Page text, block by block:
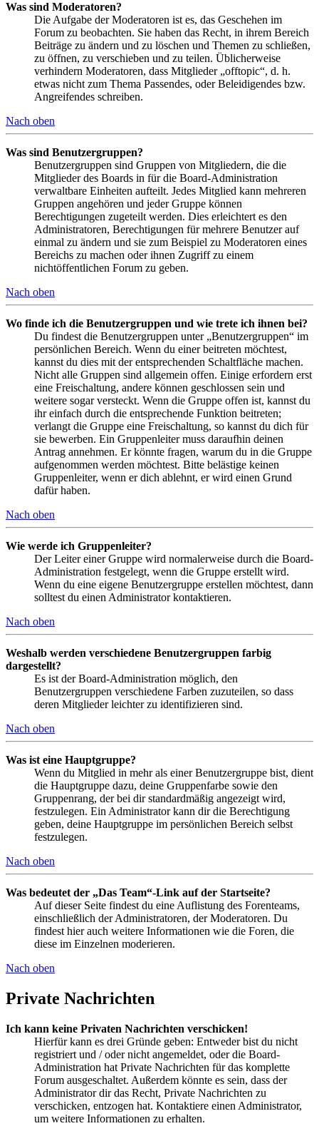
Was sind Moderatoren?
Die Aufgabe der Moderatoren ist es, das Geschehen im
Forum zu beobachten. Sie haben das Recht, in ihrem Bereich
Beiträge zu ändern und zu löschen und Themen zu schließen,
zu öffnen, zu verschieben und zu teilen. Üblicherweise
verhindern Moderatoren, dass Mitglieder „offtopic“, d. h.
etwas nicht zum Thema Passendes, oder Beleidigendes bzw.
Angreifendes schreiben.
Nach oben
Was sind Benutzergruppen?
Benutzergruppen sind Gruppen von Mitgliedern, die die
Mitglieder des Boards in für die Board-Administration
verwaltbare Einheiten aufteilt. Jedes Mitglied kann mehreren
Gruppen angehören und jeder Gruppe können
Berechtigungen zugeteilt werden. Dies erleichtert es den
Administratoren, Berechtigungen für mehrere Benutzer auf
einmal zu ändern und sie zum Beispiel zu Moderatoren eines
Bereichs zu machen oder ihnen Zugriff zu einem
nichtöffentlichen Forum zu geben.
Nach oben
Wo finde ich die Benutzergruppen und wie trete ich ihnen bei?
Du findest die Benutzergruppen unter „Benutzergruppen“ im
persönlichen Bereich. Wenn du einer beitreten möchtest,
kannst du dies mit der entsprechenden Schaltfläche machen.
Nicht alle Gruppen sind allgemein offen. Einige erfordern erst
eine Freischaltung, andere können geschlossen sein und
weitere sogar versteckt. Wenn die Gruppe offen ist, kannst du
ihr einfach durch die entsprechende Funktion beitreten;
verlangt die Gruppe eine Freischaltung, so kannst du dich für
sie bewerben. Ein Gruppenleiter muss daraufhin deinen
Antrag annehmen. Er könnte fragen, warum du in die Gruppe
aufgenommen werden möchtest. Bitte belästige keinen
Gruppenleiter, wenn er dich ablehnt, er wird einen Grund
dafür haben.
Nach oben
Wie werde ich Gruppenleiter?
Der Leiter einer Gruppe wird normalerweise durch die Board-
Administration festgelegt, wenn die Gruppe erstellt wird.
Wenn du eine eigene Benutzergruppe erstellen möchtest, dann
solltest du einen Administrator kontaktieren.
Nach oben
Weshalb werden verschiedene Benutzergruppen farbig
dargestellt?
Es ist der Board-Administration möglich, den
Benutzergruppen verschiedene Farben zuzuteilen, so dass
deren Mitglieder leichter zu identifizieren sind.
Nach oben
Was ist eine Hauptgruppe?
Wenn du Mitglied in mehr als einer Benutzergruppe bist, dient
die Hauptgruppe dazu, deine Gruppenfarbe sowie den
Gruppenrang, der bei dir standardmäßig angezeigt wird,
festzulegen. Ein Administrator kann dir die Berechtigung
geben, deine Hauptgruppe im persönlichen Bereich selbst
festzulegen.
Nach oben
Was bedeutet der „Das Team“-Link auf der Startseite?
Auf dieser Seite findest du eine Auflistung des Forenteams,
einschließlich der Administratoren, der Moderatoren. Du
findest hier auch weitere Informationen wie die Foren, die
diese im Einzelnen moderieren.
Nach oben
Private Nachrichten
Ich kann keine Privaten Nachrichten verschicken!
Hierfür kann es drei Gründe geben: Entweder bist du nicht
registriert und / oder nicht angemeldet, oder die Board-
Administration hat Private Nachrichten für das komplette
Forum ausgeschaltet. Außerdem könnte es sein, dass der
Administrator dir das Recht, Private Nachrichten zu
verschicken, entzogen hat. Kontaktiere einen Administrator,
um weitere Informationen zu erhalten.